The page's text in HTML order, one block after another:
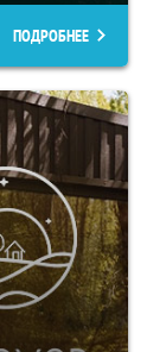
ПОДРОБНЕЕ